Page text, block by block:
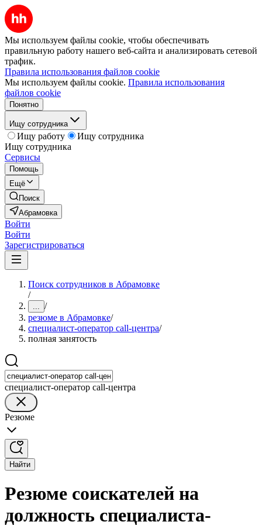
Мы используем файлы cookie, чтобы обеспечивать
правильную работу нашего веб-сайта и анализировать сетевой
трафик.
Правила использования файлов cookie
Мы используем файлы cookie. Правила использования
файлов cookie
Понятно
Ищу сотрудника
Ищу работу
Ищу сотрудника
Ищу сотрудника
Сервисы
Помощь
Ещё
Поиск
Абрамовка
Войти
Войти
Зарегистрироваться
Поиск сотрудников в Абрамовке
/
... /
резюме в Абрамовке/
специалист-оператор call-центра/
полная занятость
специалист-оператор call-центра
Резюме
Найти
Резюме соискателей на
должность специалиста-